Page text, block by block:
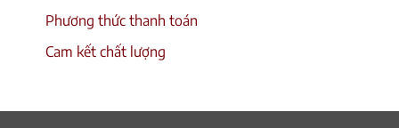
Phương thức thanh toán
Cam kết chất lượng